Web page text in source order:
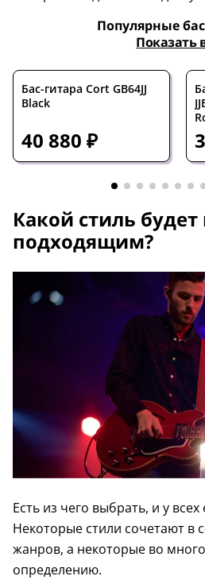
Популярные
Показать
Бас-гитара Cort GB64JJ
Black
40 880 ₽
Какой стиль
подходящим?
Есть из чего выбрать, и у
Некоторые стили сочетают в
жанров, а некоторые во
определению.